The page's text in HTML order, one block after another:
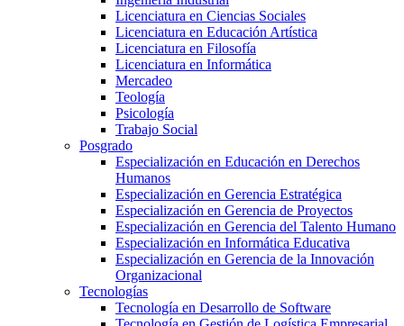
Licenciatura en Ciencias Sociales
Licenciatura en Educación Artística
Licenciatura en Filosofía
Licenciatura en Informática
Mercadeo
Teología
Psicología
Trabajo Social
Posgrado
Especialización en Educación en Derechos
Humanos
Especialización en Gerencia Estratégica
Especialización en Gerencia de Proyectos
Especialización en Gerencia del Talento Humano
Especialización en Informática Educativa
Especialización en Gerencia de la Innovación
Organizacional
Tecnologías
Tecnología en Desarrollo de Software